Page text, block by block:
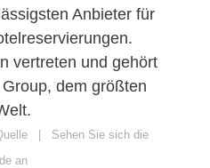
Anbieter für
vertreten und gehört
dem größten
| Sehen Sie sich die
an